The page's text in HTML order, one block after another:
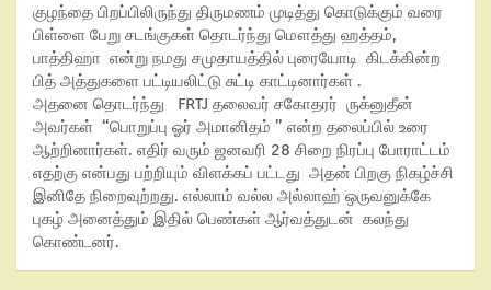
குழந்தை பிறப்பிலிருந்து திருமணம் முடித்து கொடுக்கும் வரை
பிள்ளை பேறு சடங்குகள் தொடர்ந்து மௌத்து ஹத்தம்,
பாத்திஹா என்று நமது சமுதாயத்தில் புரையோடி கிடக்கின்ற
பித் அத்துகளை பட்டியலிட்டு சுட்டி காட்டினார்கள் .
அதனை தொடர்ந்து FRTJ தலைவர் சகோதரர் ருக்னுதீன்
அவர்கள் “பொறுப்பு ஓர் அமானிதம் ” என்ற தலைப்பில் உரை
ஆற்றினார்கள். எதிர் வரும் ஜனவரி 28 சிறை நிரப்பு போராட்டம்
எதற்கு என்பது பற்றியும் விளக்கப் பட்டது அதன் பிறகு நிகழ்ச்சி
இனிதே நிறைவுற்றது. எல்லாம் வல்ல அல்லாஹ் ஒருவனுக்கே
புகழ் அனைத்தும் இதில் பெண்கள் ஆர்வத்துடன் கலந்து
கொண்டனர்.